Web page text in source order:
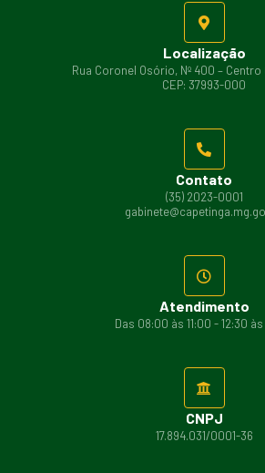
Localização
Rua Coronel Osório, Nº 400 – Centro
CEP: 37993-000
Contato
(35) 2023-0001
Atendimento
Das 08:00 às 11:00 - 12:30 às
CNPJ
17.894.031/0001-36